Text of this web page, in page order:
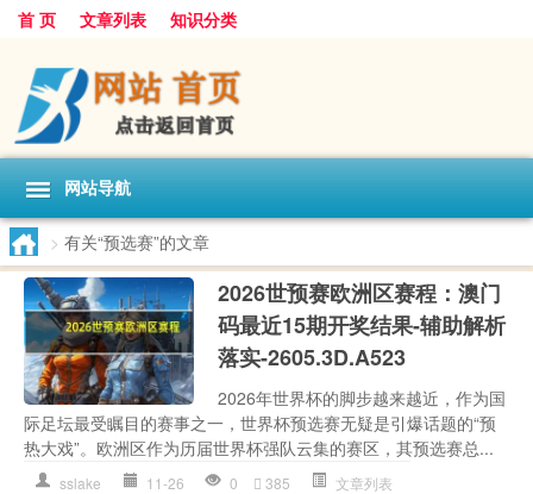
首 页 文章列表 知识分类
网站导航
> 有关“预选赛”的文章
2026世预赛欧洲区赛程：澳门
码最近15期开奖结果-辅助解析
落实-2605.3D.A523
2026年世界杯的脚步越来越近，作为国
际足坛最受瞩目的赛事之一，世界杯预选赛无疑是引爆话题的“预
热大戏”。欧洲区作为历届世界杯强队云集的赛区，其预选赛总...
sslake 11-26 0 385 文章列表